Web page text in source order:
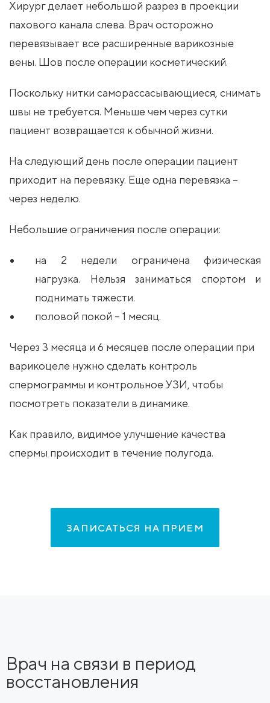
Хирург делает небольшой разрез в проекции
пахового канала слева. Врач осторожно
перевязывает все расширенные варикозные
вены. Шов после операции косметический.
Поскольку нитки саморассасывающиеся, снимать
швы не требуется. Меньше чем через сутки
пациент возвращается к обычной жизни.
На следующий день после операции пациент
приходит на перевязку. Еще одна перевязка –
через неделю.
Небольшие ограничения после операции:
на 2 недели ограничена физическая
нагрузка. Нельзя заниматься спортом и
поднимать тяжести.
половой покой – 1 месяц.
Через 3 месяца и 6 месяцев после операции при
варикоцеле нужно сделать контроль
спермограммы и контрольное УЗИ, чтобы
посмотреть показатели в динамике.
Как правило, видимое улучшение качества
спермы происходит в течение полугода.
ЗАПИСАТЬСЯ НА ПРИЕМ
Врач на связи в период
восстановления